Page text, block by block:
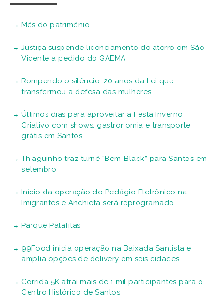
Mês do patrimônio
Justiça suspende licenciamento de aterro em São
Vicente a pedido do GAEMA
Rompendo o silêncio: 20 anos da Lei que
transformou a defesa das mulheres
Últimos dias para aproveitar a Festa Inverno
Criativo com shows, gastronomia e transporte
grátis em Santos
Thiaguinho traz turnê “Bem-Black” para Santos em
setembro
Início da operação do Pedágio Eletrônico na
Imigrantes e Anchieta será reprogramado
Parque Palafitas
99Food inicia operação na Baixada Santista e
amplia opções de delivery em seis cidades
Corrida 5K atrai mais de 1 mil participantes para o
Centro Histórico de Santos